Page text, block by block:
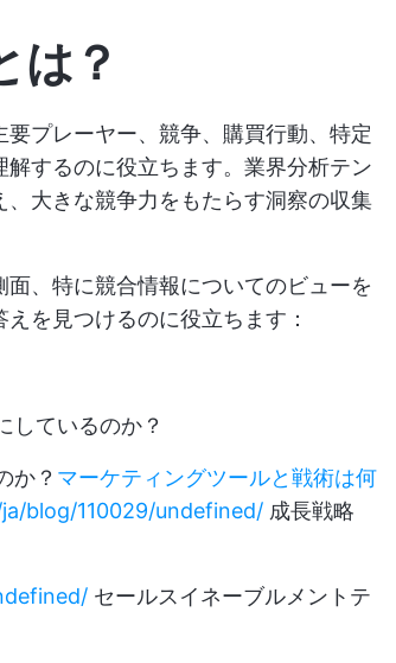
は？
プレーヤー、競争、購買行動、特定
するのに役立ちます。業界分析テン
大きな競争力をもたらす洞察の収集
、特に競合情報についてのビューを
を見つけるのに役立ちます：
しているのか？
か？ マーケティングツールと戦術は何
blog/110029/undefined/ 成長戦略
セールスイネーブルメントテ